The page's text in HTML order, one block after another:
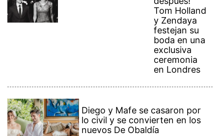
Tom Holland
y Zendaya
festejan su
boda en una
exclusiva
ceremonia
en Londres
Diego y Mafe se casaron por
lo civil y se convierten en los
nuevos De Obaldía